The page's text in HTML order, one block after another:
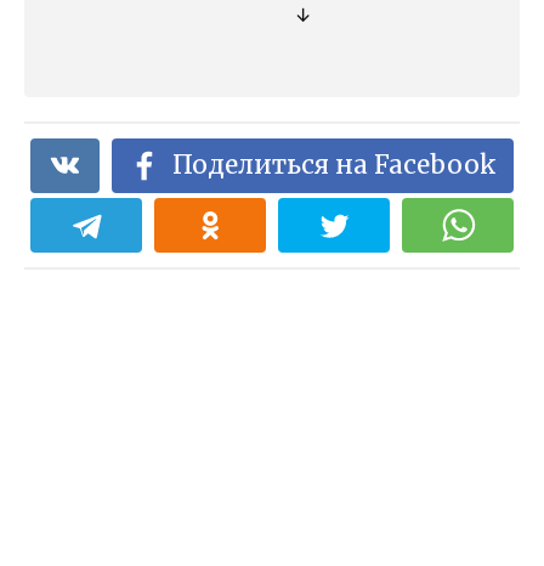
↓
Поделиться на Facebook